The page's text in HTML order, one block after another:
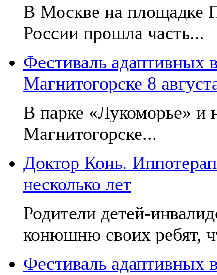
В Москве на площадке
России прошла часть...
Фестиваль адаптивных
Магнитогорске 8
В парке «Лукоморье» и
Магнитогорске...
Доктор Конь.
несколько лет
Родители детей-
конюшню своих ребят,
Фестиваль адаптивных